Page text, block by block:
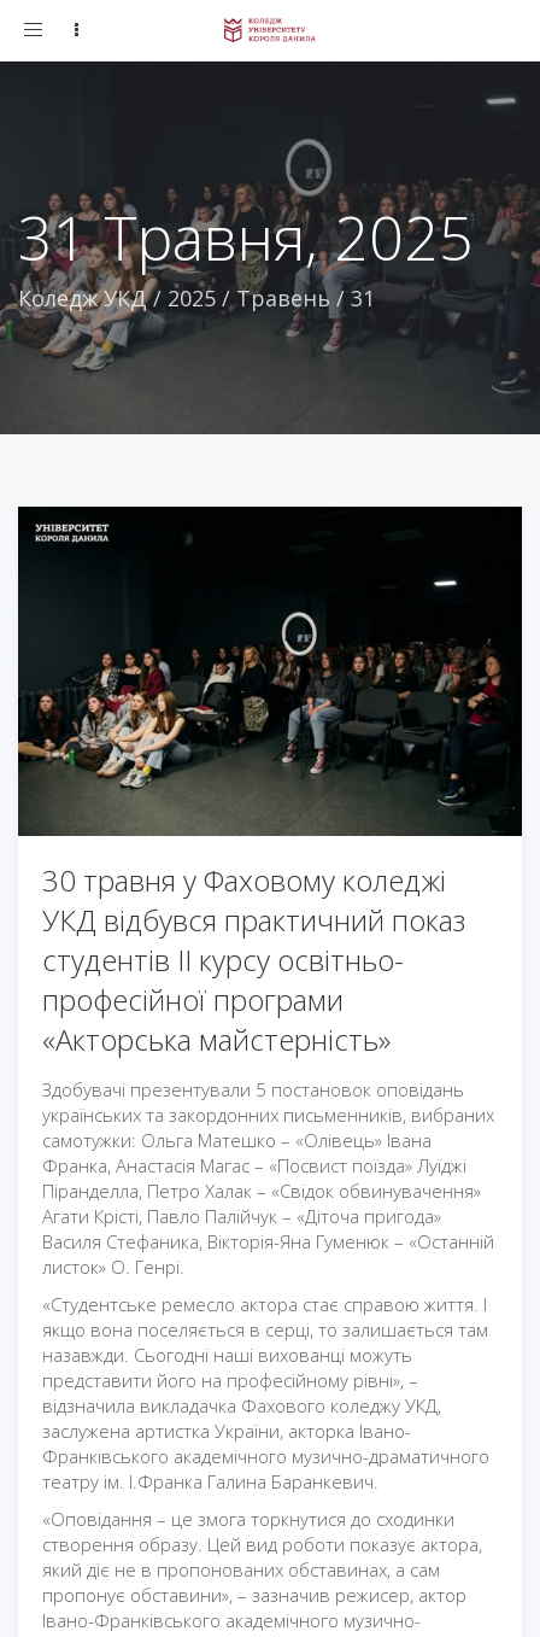
Toggle
31 Травня, 2025
Коледж УКД/ 2025 /Травень / 31
30 травня у Фаховому коледжі
УКД відбувся практичний показ
студентів ІІ курсу освітньо-
професійної програми
«Акторська майстерність»
Здобувачі презентували 5 постановок оповідань
українських та закордонних письменників, вибраних
самотужки: Ольга Матешко – «Олівець» Івана
Франка, Анастасія Магас – «Посвист поїзда» Луїджі
Піранделла, Петро Халак – «Свідок обвинувачення»
Агати Крісті, Павло Палійчук – «Діточа пригода»
Василя Стефаника, Вікторія-Яна Гуменюк – «Останній
листок» О. Генрі.
«Студентське ремесло актора стає справою життя. І
якщо вона поселяється в серці, то залишається там
назавжди. Сьогодні наші вихованці можуть
представити його на професійному рівні», –
відзначила викладачка Фахового коледжу УКД,
заслужена артистка України, акторка Івано-
Франківського академічного музично-драматичного
театру ім. І.Франка Галина Баранкевич.
«Оповідання – це змога торкнутися до сходинки
створення образу. Цей вид роботи показує актора,
який діє не в пропонованих обставинах, а сам
пропонує обставини», – зазначив режисер, актор
Івано-Франківського академічного музично-